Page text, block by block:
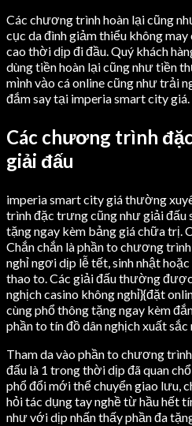
Các chương trình hoàn lại cũng
cục da đình giảm thiểu không may
cao thời dịp đi đầu. Quý khách
dùng tiền hoàn lại cũng như tiền
mình vào cá online cũng như trải
đắm say tại imperia smart city giá.
Các chương trình
giải đấu
imperia smart city giá thường
trình đặc trưng cũng như giải đấu
tặng ngay kèm bảng giá chữa trị.
Chắn chắn là phần to chương
nghỉ ngơi dịp lễ tết, sinh nhật
thao to. Các giải đấu thường
nghịch casino không nghỉ}{đặt
cùng phổ thông tặng ngay kèm
phần to tín đồ dân nghịch xuất sắc
Tham da vào phần to chương
đấu là 1 trong thời dịp đã quan
phổ đổi mới thể chuyển giao lưu,
hỏi tác dụng tay nghề từ hầu hết
như với dịp nhấn thấy phần đa